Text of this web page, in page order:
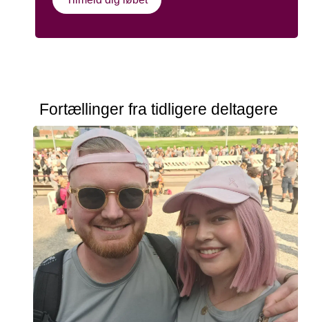
Fortællinger fra tidligere deltagere